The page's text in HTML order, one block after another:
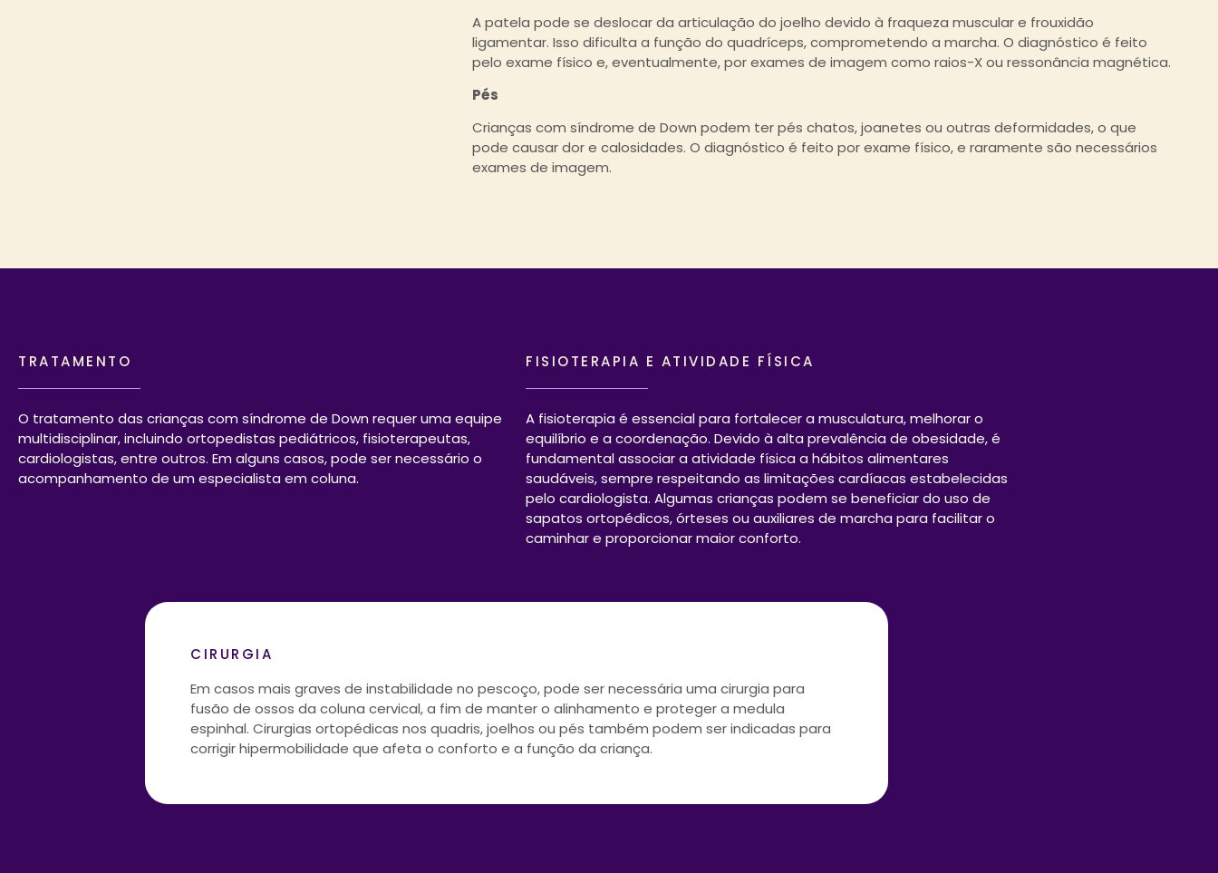
A patela pode se deslocar da articulação do joelho devido à fraqueza muscular e frouxidão
ligamentar. Isso dificulta a função do quadríceps, comprometendo a marcha. O diagnóstico é feito
pelo exame físico e, eventualmente, por exames de imagem como raios-X ou ressonância magnética.
Pés
Crianças com síndrome de Down podem ter pés chatos, joanetes ou outras deformidades, o que
pode causar dor e calosidades. O diagnóstico é feito por exame físico, e raramente são necessários
exames de imagem.
TRATAMENTO
O tratamento das crianças com síndrome de Down requer uma equipe
multidisciplinar, incluindo ortopedistas pediátricos, fisioterapeutas,
cardiologistas, entre outros. Em alguns casos, pode ser necessário o
acompanhamento de um especialista em coluna.
FISIOTERAPIA E ATIVIDADE FÍSICA
A fisioterapia é essencial para fortalecer a musculatura, melhorar o
equilíbrio e a coordenação. Devido à alta prevalência de obesidade, é
fundamental associar a atividade física a hábitos alimentares
saudáveis, sempre respeitando as limitações cardíacas estabelecidas
pelo cardiologista. Algumas crianças podem se beneficiar do uso de
sapatos ortopédicos, órteses ou auxiliares de marcha para facilitar o
caminhar e proporcionar maior conforto.
CIRURGIA
Em casos mais graves de instabilidade no pescoço, pode ser necessária uma cirurgia para
fusão de ossos da coluna cervical, a fim de manter o alinhamento e proteger a medula
espinhal. Cirurgias ortopédicas nos quadris, joelhos ou pés também podem ser indicadas para
corrigir hipermobilidade que afeta o conforto e a função da criança.